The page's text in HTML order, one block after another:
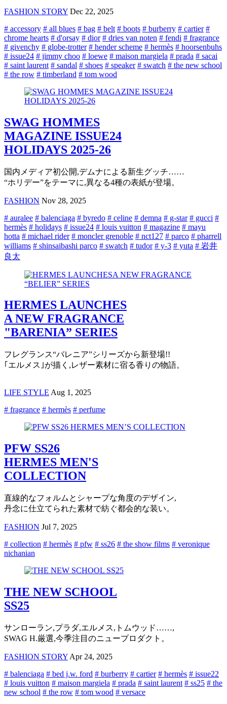
FASHION STORY Dec 22, 2025
# accessory # all blues # bag # belt # boots # burberry # cartier #
chrome hearts # d'orsay # dior # dries van noten # fendi # fragrance
# givenchy # globe-trotter # hender scheme # hermès # hoorsenbuhs
# issue24 # jimmy choo # loewe # maison margiela # prada # sacai
# saint laurent # sandal # shoes # speaker # swatch # the new school
# the row # timberland # tom wood
SWAG HOMMES
MAGAZINE ISSUE24
HOLIDAYS 2025-26
国内メディア初公開,デムナによる新生グッチ……
“ホリデー”をテーマに,異なる4種の表紙が登場。
FASHION Nov 28, 2025
# auralee # balenciaga # byredo # celine # demna # g-star # gucci #
hermès # holidays # issue24 # louis vuitton # magazine # mayu
hotta # michael rider # moncler grenoble # nct127 # parco # pharrell
williams # shinsaibashi parco # swatch # tudor # y-3 # yuta # 岩井
良太
HERMES LAUNCHES
A NEW FRAGRANCE
"BARENIA” SERIES
フレグランス“バレニア”シリーズから新登場!!
｢エルメス｣が描く,レザー素材に宿る香りの物語。
LIFE STYLE Aug 1, 2025
# fragrance # hermès # perfume
PFW SS26
HERMES MEN'S
COLLECTION
直線的なフォルムとシャープな角度のデザイン,
丹念に仕立てられた素材で紡ぐ都会的な装い。
FASHION Jul 7, 2025
# collection # hermès # pfw # ss26 # the show films # veronique
nichanian
THE NEW SCHOOL
SS25
サンローラン,プラダ,エルメス,トムウッド……,
SWAG H.厳選,今季注目のニュープロダクト。
FASHION STORY Apr 24, 2025
# balenciaga # bed j.w. ford # burberry # cartier # hermès # issue22
# louis vuitton # maison margiela # prada # saint laurent # ss25 # the
new school # the row # tom wood # versace